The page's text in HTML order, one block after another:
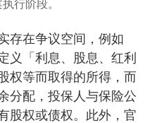
行阶段。
存在争议空间，例如
义「利息、股息、红利
权等而取得的所得，而
分配，投保人与保险公
股权或债权。此外，官